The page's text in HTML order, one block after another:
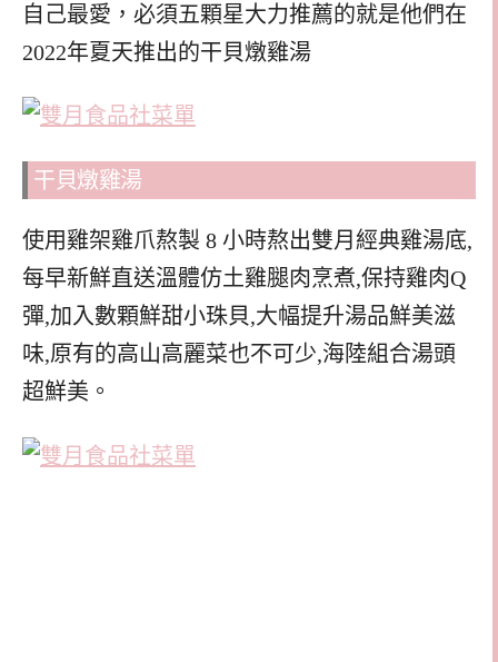
自己最愛，必須五顆星大力推薦的就是他們在
2022年夏天推出的干貝燉雞湯
干貝燉雞湯
使用雞架雞爪熬製 8 小時熬出雙月經典雞湯底,
每早新鮮直送溫體仿土雞腿肉烹煮,保持雞肉Q
彈,加入數顆鮮甜小珠貝,大幅提升湯品鮮美滋
味,原有的高山高麗菜也不可少,海陸組合湯頭
超鮮美。